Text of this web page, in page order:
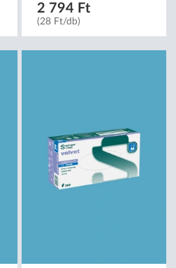
2 794 Ft
(28 Ft/db)